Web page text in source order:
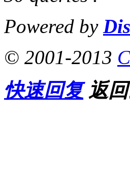
Powered by
© 2001-2013
快速回复 返